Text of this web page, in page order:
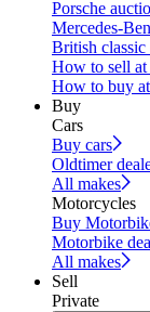
Porsche
Mercedes-
British classic
How to sell at
How to buy
Buy
Cars
Buy cars
Oldtimer
All makes
Motorcycles
Buy
Motorbike
All makes
Sell
Private